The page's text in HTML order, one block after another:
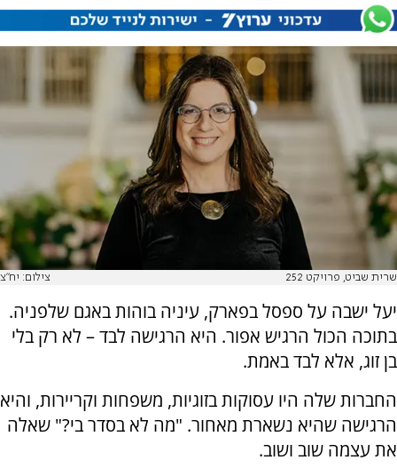
שרית שביט, פרויקט 252 צילום: יח"צ
יעל ישבה על ספסל בפארק, עיניה בוהות באגם שלפניה.
בתוכה הכול הרגיש אפור. היא הרגישה לבד – לא רק בלי
בן זוג, אלא לבד באמת.
החברות שלה היו עסוקות בזוגיות, משפחות וקריירות, והיא
הרגישה שהיא נשארת מאחור. "מה לא בסדר בי?" שאלה
את עצמה שוב ושוב.